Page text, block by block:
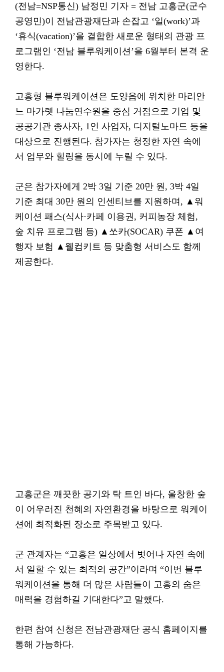
(전남=NSP통신) 남정민 기자 = 전남 고흥군(군수
공영민)이 전남관광재단과 손잡고 ‘일(work)’과
‘휴식(vacation)’을 결합한 새로운 형태의 관광 프
로그램인 ‘전남 블루워케이션’을 6월부터 본격 운
영한다.
고흥형 블루워케이션은 도양읍에 위치한 마리안
느 마가렛 나눔연수원을 중심 거점으로 기업 및
공공기관 종사자, 1인 사업자, 디지털노마드 등을
대상으로 진행된다. 참가자는 청정한 자연 속에
서 업무와 힐링을 동시에 누릴 수 있다.
군은 참가자에게 2박 3일 기준 20만 원, 3박 4일
기준 최대 30만 원의 인센티브를 지원하며, ▲워
케이션 패스(식사·카페 이용권, 커피농장 체험,
숲 치유 프로그램 등) ▲쏘카(SOCAR) 쿠폰 ▲여
행자 보험 ▲웰컴키트 등 맞춤형 서비스도 함께
제공한다.
고흥군은 깨끗한 공기와 탁 트인 바다, 울창한 숲
이 어우러진 천혜의 자연환경을 바탕으로 워케이
션에 최적화된 장소로 주목받고 있다.
군 관계자는 “고흥은 일상에서 벗어나 자연 속에
서 일할 수 있는 최적의 공간”이라며 “이번 블루
워케이션을 통해 더 많은 사람들이 고흥의 숨은
매력을 경험하길 기대한다”고 말했다.
한편 참여 신청은 전남관광재단 공식 홈페이지를
통해 가능하다.